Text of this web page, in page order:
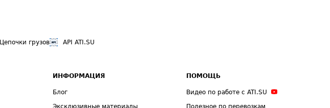
Цепочки грузов API ATI.SU
ИНФОРМАЦИЯ
Блог
Эксклюзивные материалы
ПОМОЩЬ
Видео по работе с ATI.SU
Полезное по перевозкам